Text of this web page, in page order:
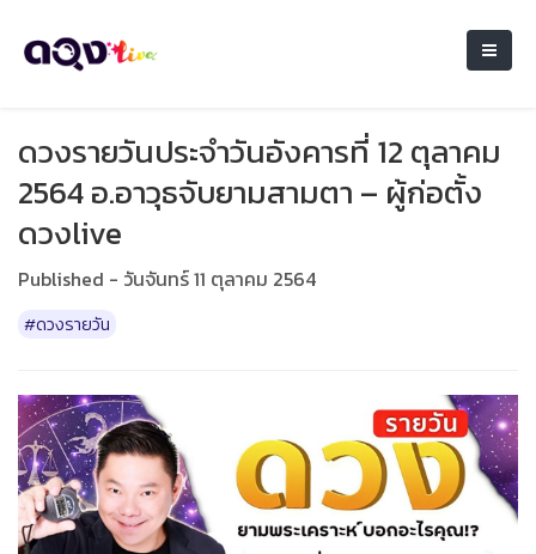
ดวงรายวันประจำวันอังคารที่ 12 ตุลาคม
2564 อ.อาวุธจับยามสามตา – ผู้ก่อตั้ง
ดวงlive
Published - วันจันทร์ 11 ตุลาคม 2564
#ดวงรายวัน